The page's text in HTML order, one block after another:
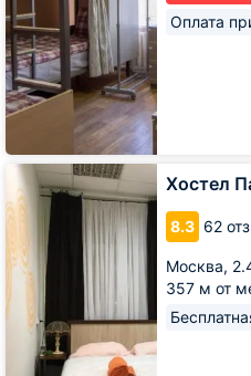
Оплата
Хостел
8.3 62
Москва,
357 м от
Хостел
Пара
Тапок